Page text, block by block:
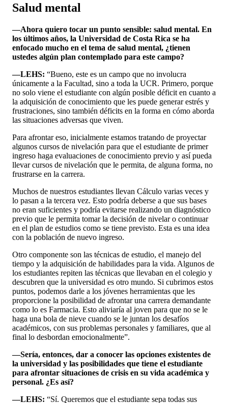
Salud mental
—Ahora quiero tocar un punto sensible: salud mental. En
los últimos años, la Universidad de Costa Rica se ha
enfocado mucho en el tema de salud mental, ¿tienen
ustedes algún plan contemplado para este campo?
—LEHS: “Bueno, este es un campo que no involucra
únicamente a la Facultad, sino a toda la UCR. Primero, porque
no solo viene el estudiante con algún posible déficit en cuanto a
la adquisición de conocimiento que les puede generar estrés y
frustraciones, sino también déficits en la forma en cómo aborda
las situaciones adversas que viven.
Para afrontar eso, inicialmente estamos tratando de proyectar
algunos cursos de nivelación para que el estudiante de primer
ingreso haga evaluaciones de conocimiento previo y así pueda
llevar cursos de nivelación que le permita, de alguna forma, no
frustrarse en la carrera.
Muchos de nuestros estudiantes llevan Cálculo varias veces y
lo pasan a la tercera vez. Esto podría deberse a que sus bases
no eran suficientes y podría evitarse realizando un diagnóstico
previo que le permita tomar la decisión de nivelar o continuar
en el plan de estudios como se tiene previsto. Esta es una idea
con la población de nuevo ingreso.
Otro componente son las técnicas de estudio, el manejo del
tiempo y la adquisición de habilidades para la vida. Algunos de
los estudiantes repiten las técnicas que llevaban en el colegio y
descubren que la universidad es otro mundo. Si cubrimos estos
puntos, podemos darle a los jóvenes herramientas que les
proporcione la posibilidad de afrontar una carrera demandante
como lo es Farmacia. Esto aliviaría al joven para que no se le
haga una bola de nieve cuando se le juntan los desafíos
académicos, con sus problemas personales y familiares, que al
final lo desbordan emocionalmente”.
—Sería, entonces, dar a conocer las opciones existentes de
la universidad y las posibilidades que tiene el estudiante
para afrontar situaciones de crisis en su vida académica y
personal. ¿Es así?
—LEHS: “Sí. Queremos que el estudiante sepa todas sus